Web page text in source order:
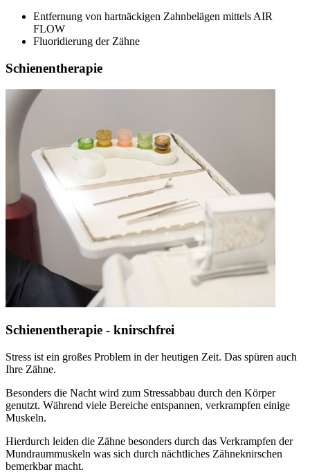
Entfernung von hartnäckigen Zahnbelägen mittels AIR
FLOW
Fluoridierung der Zähne
Schienentherapie
Schienentherapie - knirschfrei
Stress ist ein großes Problem in der heutigen Zeit. Das spüren auch
Ihre Zähne.
Besonders die Nacht wird zum Stressabbau durch den Körper
genutzt. Während viele Bereiche entspannen, verkrampfen einige
Muskeln.
Hierdurch leiden die Zähne besonders durch das Verkrampfen der
Mundraummuskeln was sich durch nächtliches Zähneknirschen
bemerkbar macht.